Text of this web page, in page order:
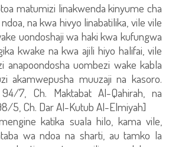
matumizi linakwenda kinyume cha
na kwa hivyo linabatilika, vile vile
uondoshaji wa haki kwa kufungwa
kwake na kwa ajili hiyo halifai, vile
anapoondosha uombezi wake kabla
akamwepusha muuzaji na kasoro.
7, Ch. Maktabat Al-Qahirah, na
5, Ch. Dar Al-Kutub Al-Elmiyah]
katika suala hilo, kama vile,
wa ndoa na sharti, au tamko la